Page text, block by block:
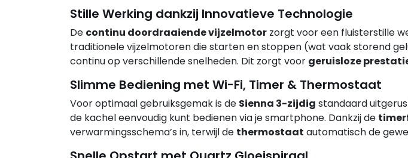
Stille Werking dankzij Innovatieve Technologie
De continu doordraaiende vijzelmotor zorgt voor een fluisterstille
traditionele vijzelmotoren die starten en stoppen (wat vaak storend
continu op verschillende snelheden. Dit zorgt voor geruisloze
Slimme Bediening met Wi-Fi, Timer & Thermostaat
Voor optimaal gebruiksgemak is de Sienna 3-zijdig standaard
de kachel eenvoudig kunt bedienen via je smartphone. Dankzij de
verwarmingsschema’s in, terwijl de thermostaat automatisch de